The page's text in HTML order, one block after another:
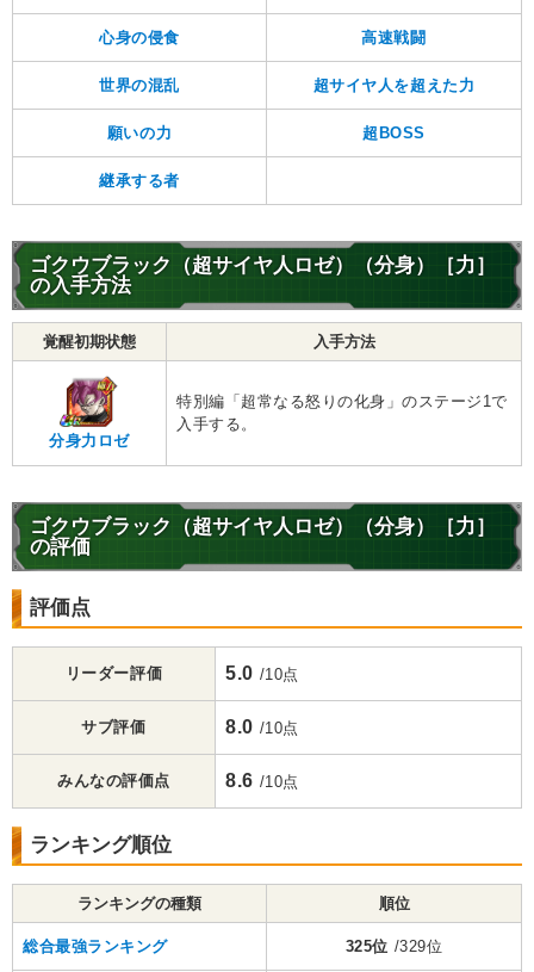
心身の侵食 高速戦闘
世界の混乱 超サイヤ人を超えた力
願いの力 超BOSS
継承する者
ゴクウブラック（超サイヤ人ロゼ）（分身）［力］
の入手方法
覚醒初期状態 入手方法
分身力ロゼ
特別編「超常なる怒りの化身」のステージ1で
入手する。
ゴクウブラック（超サイヤ人ロゼ）（分身）［力］
の評価
評価点
リーダー評価 5.0 /10点
サブ評価 8.0 /10点
みんなの評価点 8.6 /10点
ランキング順位
ランキングの種類 順位
総合最強ランキング 325位 /329位